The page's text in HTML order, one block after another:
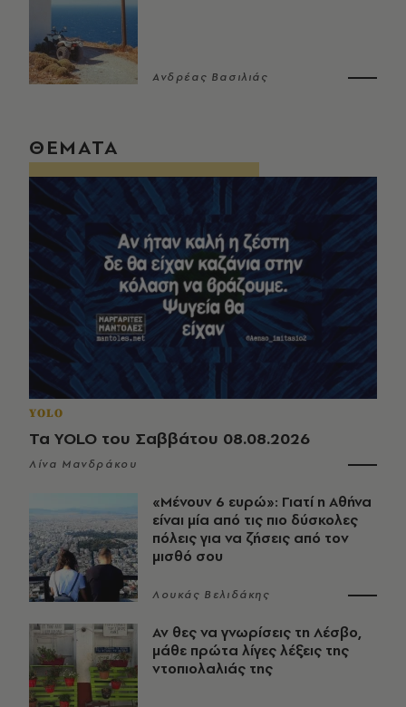
Ανδρέας Βασιλιάς
ΘΕΜΑΤΑ
YOLO
Τα YOLO του Σαββάτου 08.08.2026
Λίνα Μανδράκου
«Μένουν 6 ευρώ»: Γιατί η Αθήνα
είναι μία από τις πιο δύσκολες
πόλεις για να ζήσεις από τον
μισθό σου
Λουκάς Βελιδάκης
Αν θες να γνωρίσεις τη Λέσβο,
μάθε πρώτα λίγες λέξεις της
ντοπιολαλιάς της